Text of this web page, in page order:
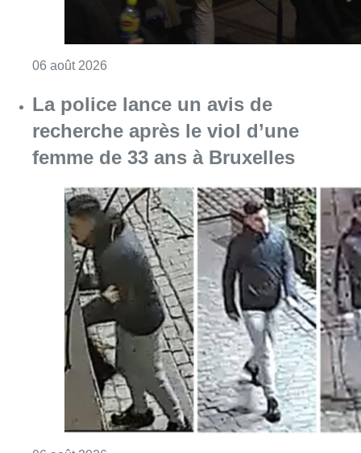
06 août 2026
La police lance un avis de
recherche après le viol d’une
femme de 33 ans à Bruxelles